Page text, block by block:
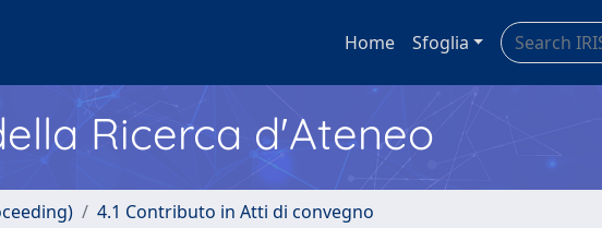
Home Sfoglia
Ricerca d'Ateneo
4.1 Contributo in Atti di convegno